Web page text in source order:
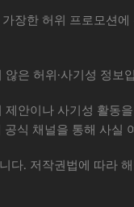
장한 허위 프로모션
은 허위·사기성 정
안이나 사기성 활동
식 채널을 통해 사실
다. 저작권법에 따라